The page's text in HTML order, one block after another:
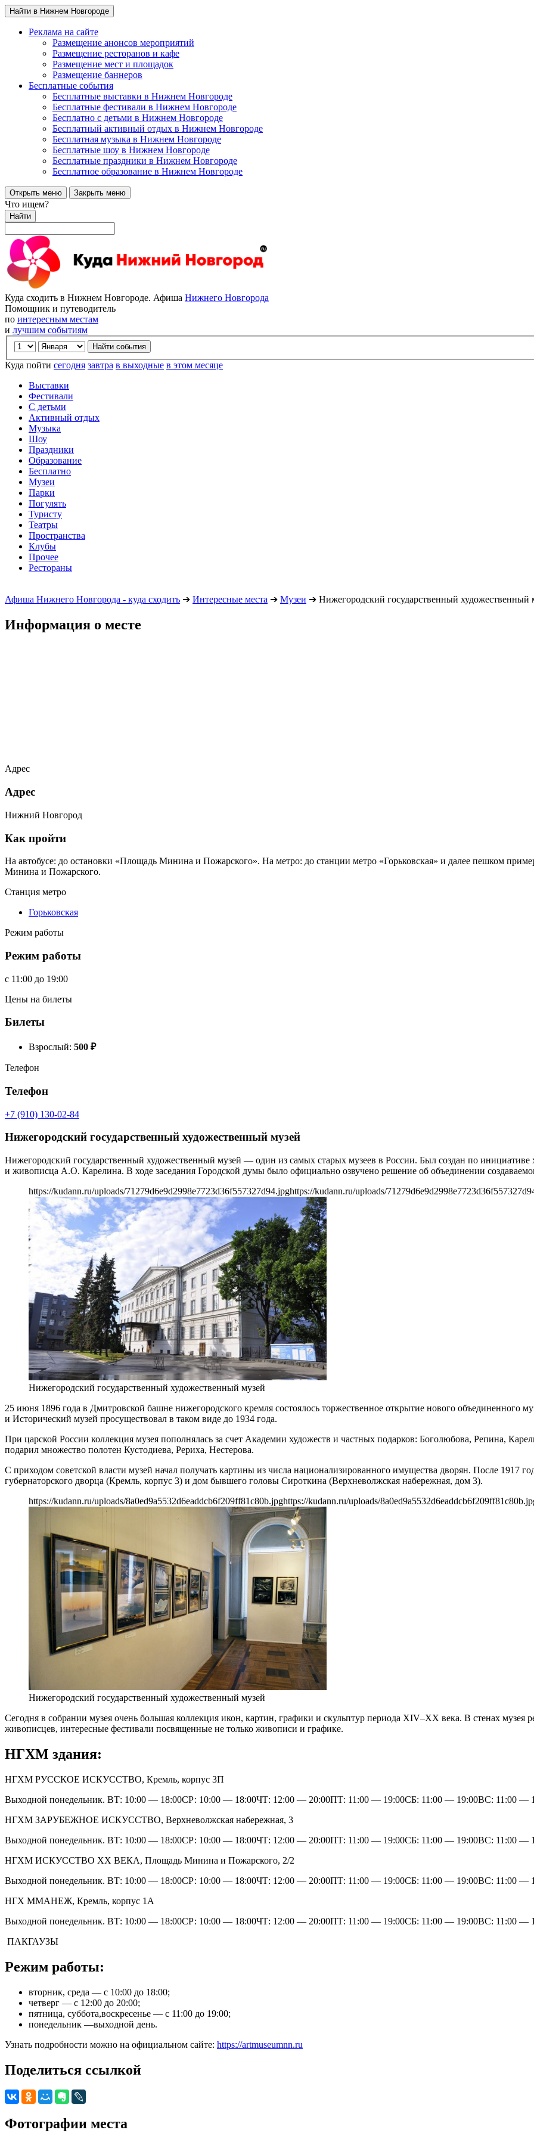
Найти в Нижнем Новгороде
Реклама на сайте
Размещение анонсов мероприятий
Размещение ресторанов и кафе
Размещение мест и площадок
Размещение баннеров
Бесплатные события
Бесплатные выставки в Нижнем Новгороде
Бесплатные фестивали в Нижнем Новгороде
Бесплатно с детьми в Нижнем Новгороде
Бесплатный активный отдых в Нижнем Новгороде
Бесплатная музыка в Нижнем Новгороде
Бесплатные шоу в Нижнем Новгороде
Бесплатные праздники в Нижнем Новгороде
Бесплатное образование в Нижнем Новгороде
Открыть меню Закрыть меню
Что ищем?
Найти
Куда сходить в Нижнем Новгороде. Афиша Нижнего Новгорода
Помощник и путеводитель
по интересным местам
и лучшим событиям
Куда пойти сегодня завтра в выходные в этом месяце
Выставки
Фестивали
С детьми
Активный отдых
Музыка
Шоу
Праздники
Образование
Бесплатно
Музеи
Парки
Погулять
Туристу
Театры
Пространства
Клубы
Прочее
Рестораны
Афиша Нижнего Новгорода - куда сходить ➔ Интересные места ➔ Музеи ➔ Нижегородский государственный художественный
Информация о месте
Адрес
Адрес
Нижний Новгород
Как пройти
На автобусе: до остановки «Площадь Минина и Пожарского». На метро: до станции метро «Горьковская» и далее пешком
Минина и Пожарского.
Станция метро
Горьковская
Режим работы
Режим работы
c 11:00 до 19:00
Цены на билеты
Билеты
Взрослый: 500 ₽
Телефон
Телефон
+7 (910) 130-02-84
Нижегородский государственный художественный музей
Нижегородский государственный художественный музей — один из самых старых музеев в России. Был создан по
и живописца А.О. Карелина. В ходе заседания Городской думы было официально озвучено решение об объединении
https://kudann.ru/uploads/71279d6e9d2998e7723d36f557327d94.jpghttps://kudann.ru/uploads/
Нижегородский государственный художественный музей
25 июня 1896 года в Дмитровской башне нижегородского кремля состоялось торжественное открытие нового объединенного
и Исторический музей просуществовал в таком виде до 1934 года.
При царской России коллекция музея пополнялась за счет Академии художеств и частных подарков: Боголюбова, Репина,
подарил множество полотен Кустодиева, Рериха, Нестерова.
С приходом советской власти музей начал получать картины из числа национализированного имущества дворян. После 1917
губернаторского дворца (Кремль, корпус 3) и дом бывшего головы Сироткина (Верхневолжская набережная, дом 3).
https://kudann.ru/uploads/8a0ed9a5532d6eaddcb6f209ff81c80b.jpghttps://kudann.ru/uploads/
Нижегородский государственный художественный музей
Сегодня в собрании музея очень большая коллекция икон, картин, графики и скульптур периода XIV–XX века. В стенах музея
живописцев, интересные фестивали посвященные не только живописи и графике.
НГХМ здания:
НГХМ РУССКОЕ ИСКУССТВО, Кремль, корпус 3П
Выходной понедельник. ВТ: 10:00 — 18:00СР: 10:00 — 18:00ЧТ: 12:00 — 20:00ПТ: 11:00 — 19:00СБ: 11:00 — 19:00ВС: 11:00 —
НГХМ ЗАРУБЕЖНОЕ ИСКУССТВО, Верхневолжская набережная, 3
Выходной понедельник. ВТ: 10:00 — 18:00СР: 10:00 — 18:00ЧТ: 12:00 — 20:00ПТ: 11:00 — 19:00СБ: 11:00 — 19:00ВС: 11:00 —
НГХМ ИСКУССТВО XX ВЕКА, Площадь Минина и Пожарского, 2/2
Выходной понедельник. ВТ: 10:00 — 18:00СР: 10:00 — 18:00ЧТ: 12:00 — 20:00ПТ: 11:00 — 19:00СБ: 11:00 — 19:00ВС: 11:00 —
НГХ ММАНЕЖ, Кремль, корпус 1А
Выходной понедельник. ВТ: 10:00 — 18:00СР: 10:00 — 18:00ЧТ: 12:00 — 20:00ПТ: 11:00 — 19:00СБ: 11:00 — 19:00ВС: 11:00 —
ПАКГАУЗЫ
Режим работы:
вторник, среда — с 10:00 до 18:00;
четверг — с 12:00 до 20:00;
пятница, суббота,воскресенье — с 11:00 до 19:00;
понедельник —выходной день.
Узнать подробности можно на официальном сайте: https://artmuseumnn.ru
Поделиться ссылкой
Фотографии места